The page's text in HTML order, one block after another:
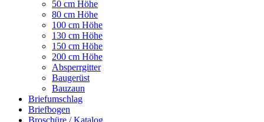
50 cm Höhe
80 cm Höhe
100 cm Höhe
130 cm Höhe
150 cm Höhe
200 cm Höhe
Absperrgitter
Baugerüst
Bauzaun
Briefumschlag
Briefbogen
Broschüre / Katalog